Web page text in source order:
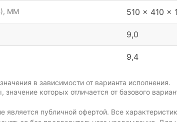
ММ 510 x 410 x
9,0
9,4
в зависимости от варианта исполнения.
которых отличается от базового
является публичной офертой. Все